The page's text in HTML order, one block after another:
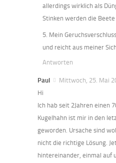
allerdings wirklich als
Stinken werden die Beete
5. Mein
und reicht aus meiner
Antworten
Paul
Mittwoch, 25. Mai
Hi
Ich hab seit 2Jahren einen
Kugelhahn ist mir in den
geworden. Ursache sind
nicht die richtige Lösung.
hintereinander, einmal auf